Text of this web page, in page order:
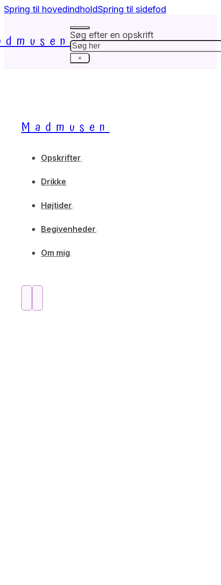
Spring til hovedindholdSpring til sidefod
Søg efter en opskrift
Søg
×
Madmusen
Opskrifter
Drikke
Højtider
Begivenheder
Om mig